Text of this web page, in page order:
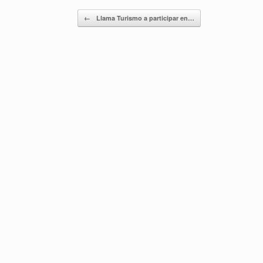
Navegador de artículos
← Llama Turismo a participar en…